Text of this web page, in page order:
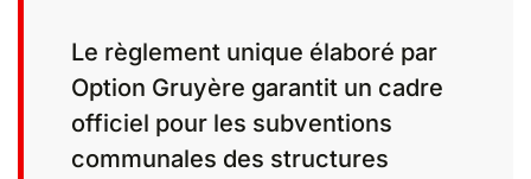
Le règlement unique élaboré par
Option Gruyère garantit un cadre
officiel pour les subventions
communales des structures